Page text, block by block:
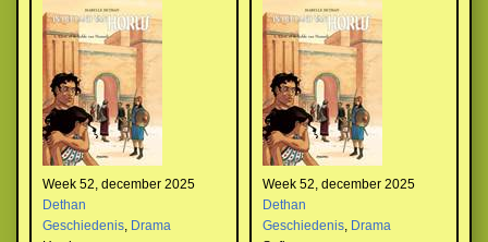
Week 52, december 2025
Dethan
Geschiedenis, Drama
Week 52, december 2025
Dethan
Geschiedenis, Drama